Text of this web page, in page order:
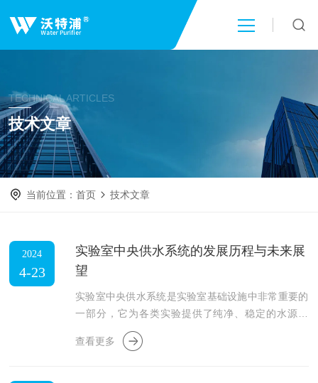
新闻中心
技术文章
成功案例
在线留言
TECHNICAL ARTICLES
技术文章
当前位置：首页 技术文章
2024
4-23
实验室中央供水系统的发展历程与未来展
望
实验室中央供水系统是实验室基础设施中非常重要的
一部分，它为各类实验提供了纯净、稳定的水源。
一、实验室中央供水系统发展历程：1.早期发展：早
期的实验室供水系统相对简单，通常依赖于桶装水或
查看更多